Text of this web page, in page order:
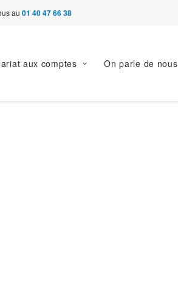
au 01 40 47 66 38
aux comptes On parle de nous